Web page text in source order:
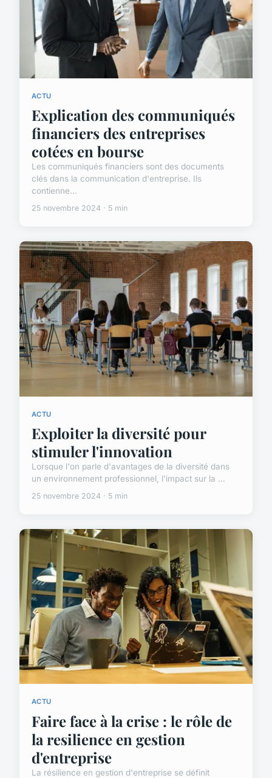
ACTU
Explication des communiqués
financiers des entreprises
cotées en bourse
Les communiqués financiers sont des documents
clés dans la communication d'entreprise. Ils
contienne...
25 novembre 2024 · 5 min
ACTU
Exploiter la diversité pour
stimuler l'innovation
Lorsque l'on parle d'avantages de la diversité dans
un environnement professionnel, l'impact sur la ...
25 novembre 2024 · 5 min
ACTU
Faire face à la crise : le rôle de
la resilience en gestion
d'entreprise
La résilience en gestion d'entreprise se définit